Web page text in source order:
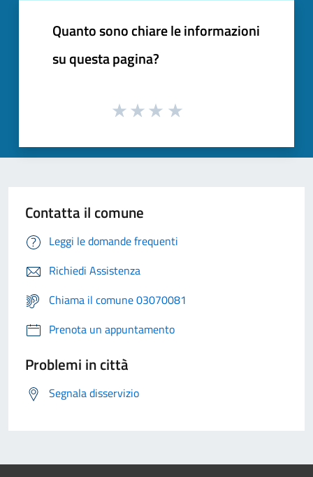
Quanto sono chiare le informazioni
su questa pagina?
Contatta il comune
Leggi le domande frequenti
Richiedi Assistenza
Chiama il comune 03070081
Prenota un appuntamento
Problemi in città
Segnala disservizio